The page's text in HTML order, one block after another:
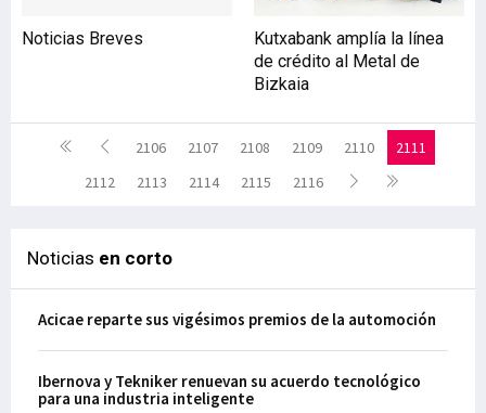
Noticias Breves
Kutxabank amplía la línea
de crédito al Metal de
Bizkaia
2106 2107 2108 2109 2110
2111
2112
2113 2114 2115 2116
Noticias en corto
Acicae reparte sus vigésimos premios de la automoción
Ibernova y Tekniker renuevan su acuerdo tecnológico
para una industria inteligente